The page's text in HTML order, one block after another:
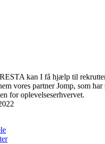
kan I få hjælp til
vores partner Jomp, som har
for oplevelseserhvervet.